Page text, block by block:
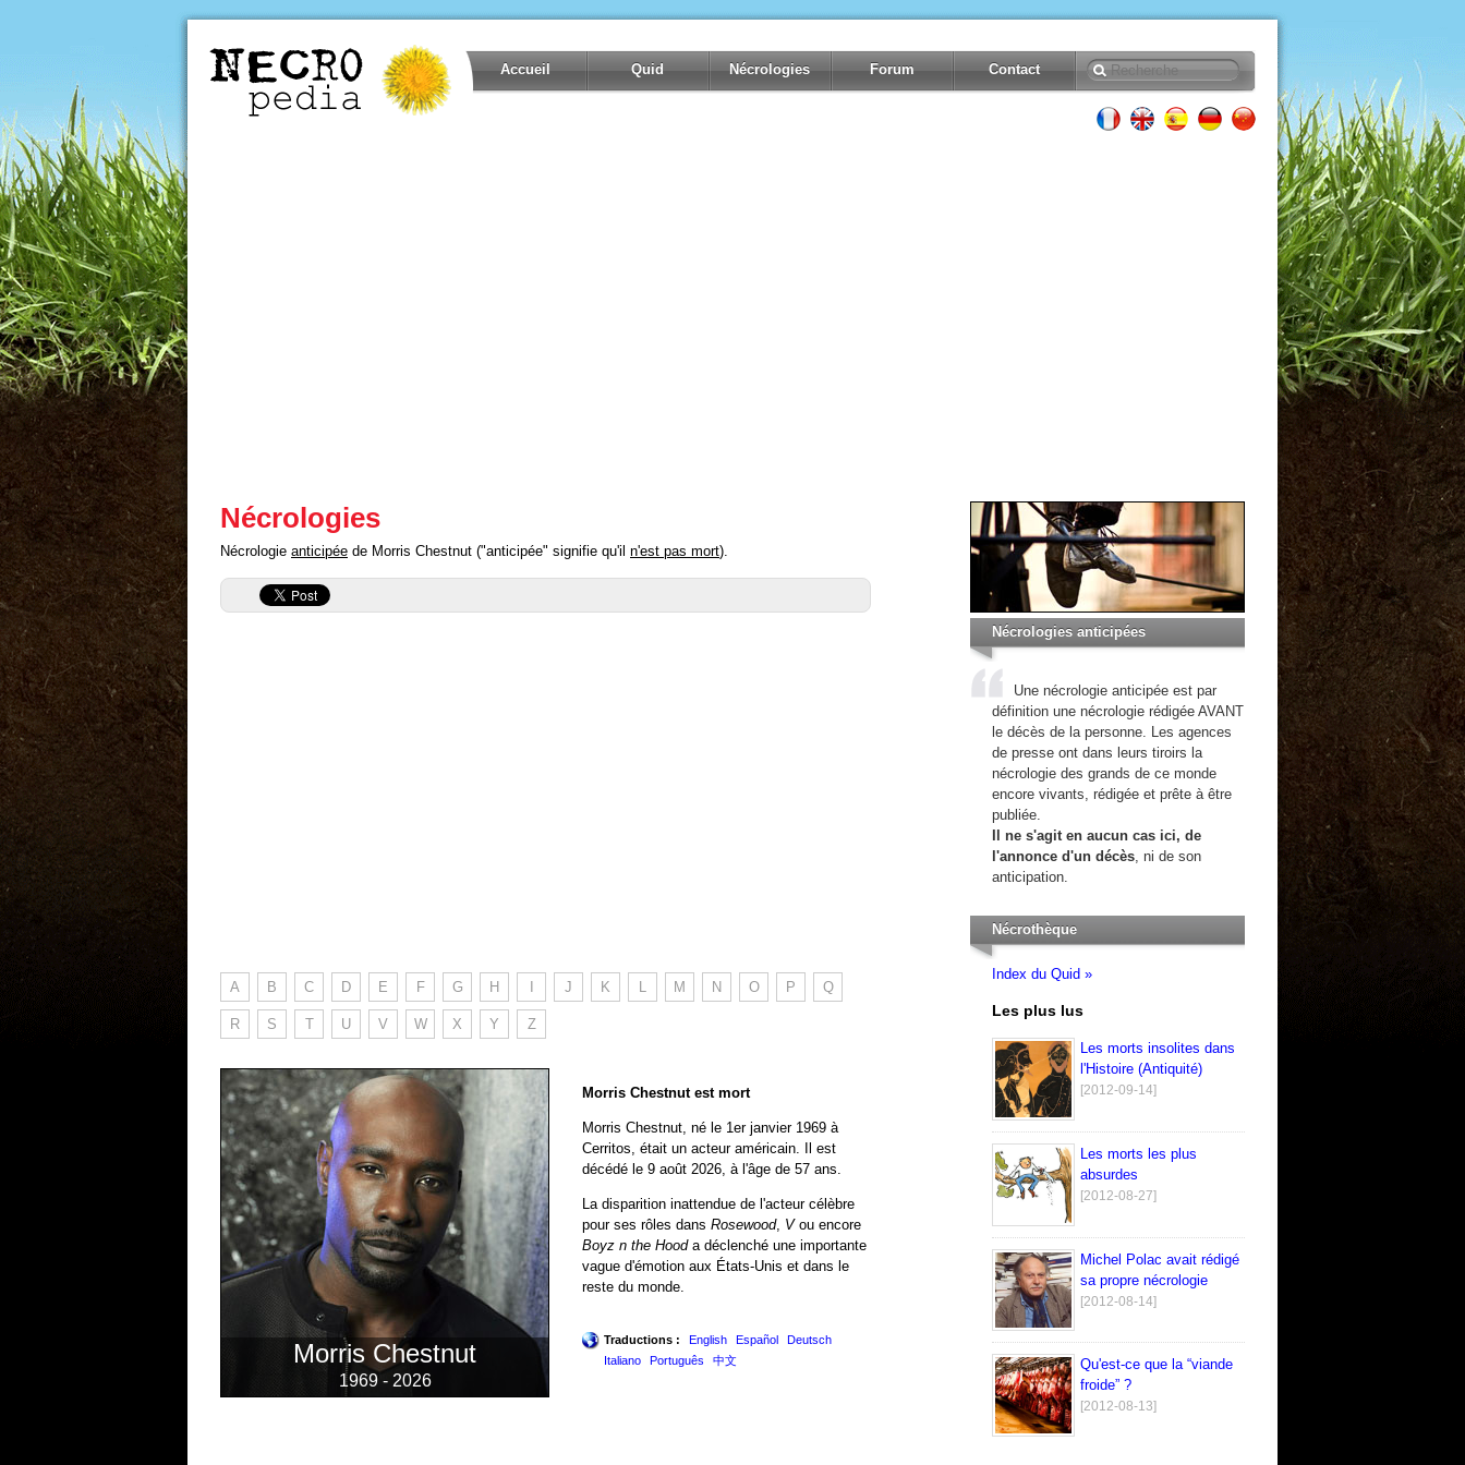
Accueil Quid Nécrologies Forum Contact
Nécrologies
Nécrologie anticipée de Morris Chestnut ("anticipée" signifie qu'il n'est pas mort).
A B C D E F G H J K L M N O P Q
R S T U V W X Y Z
Morris Chestnut
1969 - 2026
Morris Chestnut est mort
Morris Chestnut, né le 1er janvier 1969 à
Cerritos, était un acteur américain. Il est
décédé le 9 août 2026, à l'âge de 57 ans.
La disparition inattendue de l'acteur célèbre
pour ses rôles dans Rosewood, Vou encore
Boyz n the Hooda déclenché une importante
vague d'émotion aux États-Unis et dans le
reste du monde.
Traductions : English Español
Deutsch
Italiano
Português 中文
Nécrologies anticipées
Une nécrologie anticipée est par
définition une nécrologie rédigée AVANT
le décès de la personne. Les agences
de presse ont dans leurs tiroirs la
nécrologie des grands de ce monde
encore vivants, rédigée et prête à être
publiée.
Il ne s'agit en aucun cas ici, de
l'annonce d'un décès, ni de son
anticipation.
Nécrothèque
Index du Quid »
Les plus lus
Les morts insolites dans
l'Histoire (Antiquité)
[2012-09-14]
Les morts les plus
absurdes
[2012-08-27]
Michel Polac avait rédigé
sa propre nécrologie
[2012-08-14]
Qu'est-ce que la “viande
froide” ?
[2012-08-13]